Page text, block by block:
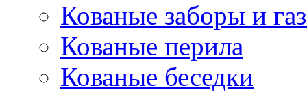
Кованые заборы и
Кованые перила
Кованые беседки